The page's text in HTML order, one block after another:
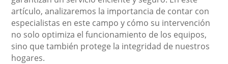
artículo, analizaremos la importancia de contar con
especialistas en este campo y cómo su intervención
no solo optimiza el funcionamiento de los equipos,
sino que también protege la integridad de nuestros
hogares.